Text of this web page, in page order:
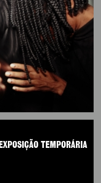
EXPOSIÇÃO TEMPORÁRIA